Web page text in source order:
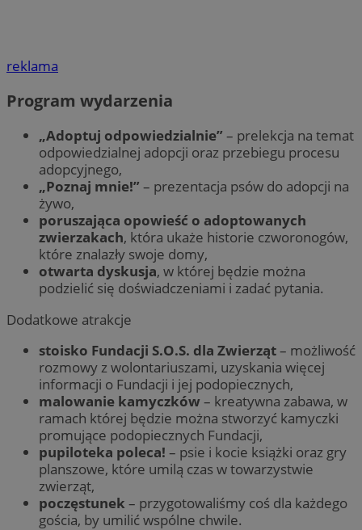
reklama
Program wydarzenia
„Adoptuj odpowiedzialnie” – prelekcja na temat
odpowiedzialnej adopcji oraz przebiegu procesu
adopcyjnego,
„Poznaj mnie!” – prezentacja psów do adopcji na
żywo,
poruszająca opowieść o adoptowanych
zwierzakach, która ukaże historie czworonogów,
które znalazły swoje domy,
otwarta dyskusja, w której będzie można
podzielić się doświadczeniami i zadać pytania.
Dodatkowe atrakcje
stoisko Fundacji S.O.S. dla Zwierząt– możliwość
rozmowy z wolontariuszami, uzyskania więcej
informacji o Fundacji i jej podopiecznych,
malowanie kamyczków – kreatywna zabawa, w
ramach której będzie można stworzyć kamyczki
promujące podopiecznych Fundacji,
pupiloteka poleca! – psie i kocie książki oraz gry
planszowe, które umilą czas w towarzystwie
zwierząt,
poczęstunek – przygotowaliśmy coś dla każdego
gościa, by umilić wspólne chwile.